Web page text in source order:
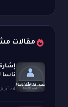
مقالات
ناسا
24 أبريل 2026